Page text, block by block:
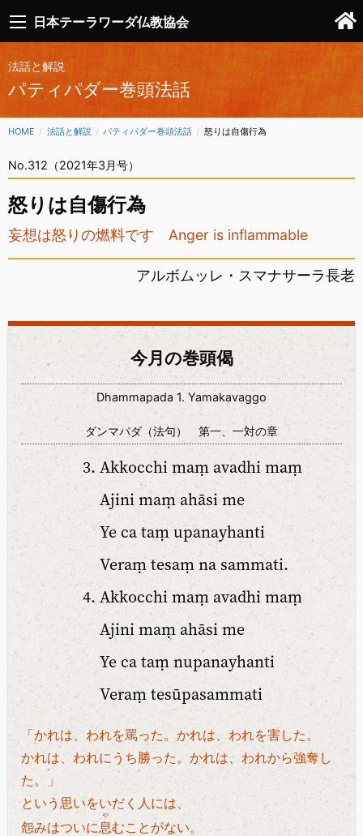
日本テーラワーダ仏教協会
法話と解説
パティパダー巻頭法話
HOME 法話と解説 パティパダー巻頭法話 CURRENT:
怒りは自傷行為
No.312（2021年3月号）
怒りは自傷行為
妄想は怒りの燃料です Anger is inflammable
アルボムッレ・スマナサーラ長老
今月の巻頭偈
Dhammapada 1. Yamakavaggo
ダンマパダ（法句） 第一、一対の章
Akkocchi maṃ avadhi maṃ
Ajini maṃ ahāsi me
Ye ca taṃ upanayhanti
Veraṃ tesaṃ na sammati.
Akkocchi maṃ avadhi maṃ
Ajini maṃ ahāsi me
Ye ca taṃ nupanayhanti
Veraṃ tesūpasammati
「かれは、われを罵った。かれは、われを害した。
かれは、われにうち勝った。かれは、われから強奪し
た。」
という思いをいだく人には、
怨みはついに息
や
むことがない。